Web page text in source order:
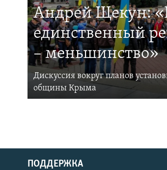
Андрей Щекун:
единственный
– меньшинство»
Дискуссия вокруг планов
общины Крыма
ПОДДЕРЖКА